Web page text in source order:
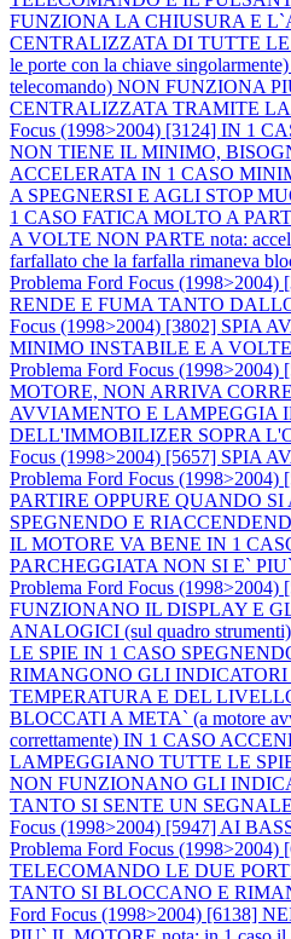
FUNZIONA LA CHIUSURA E
CENTRALIZZATA DI TUTTE LE
le porte con la chiave
telecomando) NON FUNZIONA
CENTRALIZZATA TRAMITE
Focus (1998>2004) [3124] IN 1
NON TIENE IL MINIMO,
ACCELERATA IN 1 CASO
A SPEGNERSI E AGLI STOP
1 CASO FATICA MOLTO A
A VOLTE NON PARTE nota:
farfallato che la farfalla rimaneva
Problema Ford Focus
RENDE E FUMA TANTO
Focus (1998>2004) [3802] SPIA
MINIMO INSTABILE E A
Problema Ford Focus
MOTORE, NON ARRIVA
AVVIAMENTO E LAMPEGGIA
DELL'IMMOBILIZER SOPRA
Focus (1998>2004) [5657] SPIA
Problema Ford Focus
PARTIRE OPPURE QUANDO
SPEGNENDO E
IL MOTORE VA BENE IN 1
PARCHEGGIATA NON SI E`
Problema Ford Focus
FUNZIONANO IL DISPLAY E
ANALOGICI (sul quadro
LE SPIE IN 1 CASO
RIMANGONO GLI
TEMPERATURA E DEL
BLOCCATI A META` (a motore
correttamente) IN 1 CASO
LAMPEGGIANO TUTTE LE
NON FUNZIONANO GLI
TANTO SI SENTE UN
Focus (1998>2004) [5947] AI
Problema Ford Focus
TELECOMANDO LE DUE
TANTO SI BLOCCANO E
Ford Focus (1998>2004) [6138]